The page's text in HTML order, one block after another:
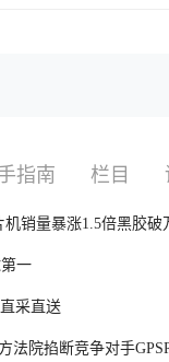
指南 栏目
机销量暴涨1.5倍黑胶破
一
采直送
法院掐断竞争对手